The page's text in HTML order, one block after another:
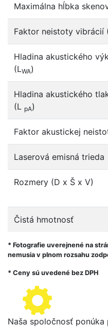
Maximálna hĺbka
Faktor neistoty vibrácií
Hladina akustického
(LWA)
Hladina akustického
(L pA)
Faktor akustickej
Laserová emisná trieda
Rozmery (D x Š x V)
Čistá hmotnosť
* Fotografie uverejnené na
nemusia v plnom rozsahu
* Ceny sú uvedené bez DPH
Naša spoločnosť